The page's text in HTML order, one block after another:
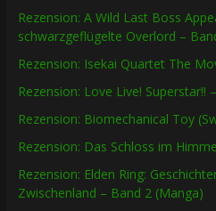
Rezension: A Wild Last Boss
schwarzgeflügelte Overlord –
Rezension: Isekai Quartet The
Rezension: Love Live! Superstar!!
Rezension: Biomechanical Toy
Rezension: Das Schloss im
Rezension: Elden Ring:
Zwischenland – Band 2 (Manga)